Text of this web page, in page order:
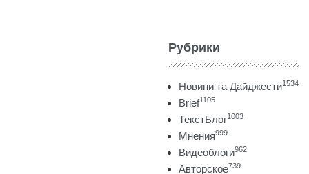
Рубрики
Новини та Дайджести1534
Brief1105
ТекстБлог1003
Мнения999
Видеоблоги962
Авторское739